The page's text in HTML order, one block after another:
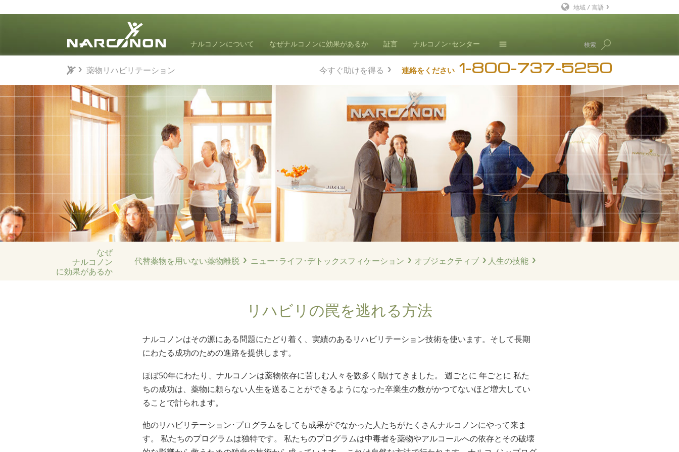
ナルコノンについて なぜナルコノンに効果があるか 証言 ナルコノン･センター
ニュース
⨯
検索
地域 / 言語
ドイツ語
スペイン語（ラテン）
フランス語
ヘブライ語
マジャール語
イタリア語
日本語
オランダ語
ポルトガル語
アラビア語
クロアチア語
連絡をください 1-800-737-5250
今すぐ助けを得る
薬物リハビリテーション
なぜ
ナルコノン
に効果があるか
代替薬物を用いない薬物離脱 ニュー･ライフ･デトックスフィケーション オブジェクティブ 人生の技能
リハビリの罠を逃れる方法
ナルコノンはその源にある問題にたどり着く、実績のあるリハビリテーション技術を使います。そして長期
にわたる成功のための進路を提供します。
ほぼ50年にわたり、ナルコノンは薬物依存に苦しむ人々を数多く助けてきました。 週ごとに 年ごとに 私た
ちの成功は、薬物に頼らない人生を送ることができるようになった卒業生の数がかつてないほど増大してい
ることで計られます。
他のリハビリテーション･プログラムをしても成果がでなかった人たちがたくさんナルコノンにやって来ま
す。 私たちのプログラムは独特です。 私たちのプログラムは中毒者を薬物やアルコールへの依存とその破壊